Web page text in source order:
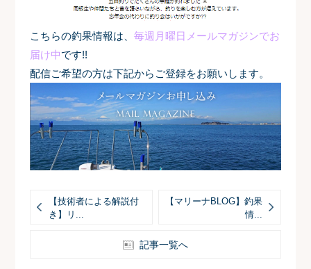
こちらの釣果情報は、 毎週月曜日メールマガジンでお
届け中です!!
配信ご希望の方は下記からご登録をお願いします。
【技術者による解説付
き】リ...
【マリーナBLOG】釣果
情...
記事一覧へ